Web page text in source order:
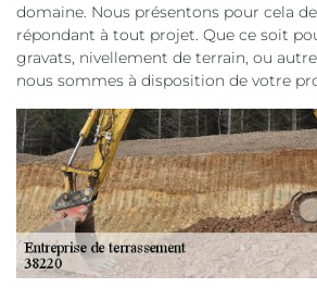
domaine. Nous présentons pour cela
répondant à tout projet. Que ce soit
gravats, nivellement de terrain, ou
nous sommes à disposition de votre